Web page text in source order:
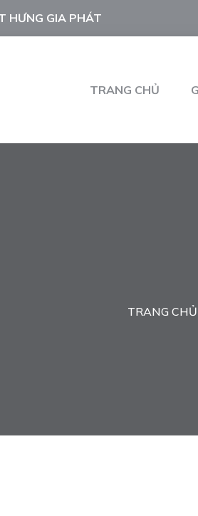
HƯNG GIA PHÁT
TRANG CHỦ
TRANG CHỦ